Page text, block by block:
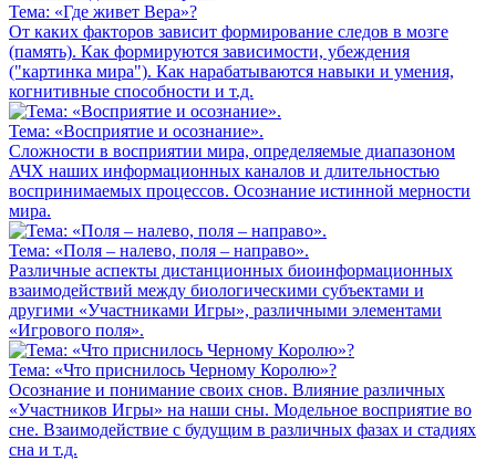
Тема: «Где живет Вера»?
От каких факторов зависит формирование следов в мозге
(память). Как формируются зависимости, убеждения
("картинка мира"). Как нарабатываются навыки и умения,
когнитивные способности и т.д.
Тема: «Восприятие и осознание».
Сложности в восприятии мира, определяемые диапазоном
АЧХ наших информационных каналов и длительностью
воспринимаемых процессов. Осознание истинной мерности
мира.
Тема: «Поля – налево, поля – направо».
Различные аспекты дистанционных биоинформационных
взаимодействий между биологическими субъектами и
другими «Участниками Игры», различными элементами
«Игрового поля».
Тема: «Что приснилось Черному Королю»?
Осознание и понимание своих снов. Влияние различных
«Участников Игры» на наши сны. Модельное восприятие во
сне. Взаимодействие с будущим в различных фазах и стадиях
сна и т.д.